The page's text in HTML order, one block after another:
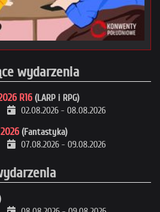
wydarzenia
R16 (LARP i RPG)
02.08.2026 - 08.08.2026
(Fantastyka)
07.08.2026 - 09.08.2026